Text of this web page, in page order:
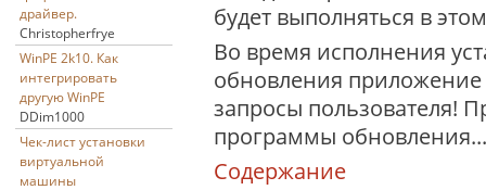
драйвер.
Christopherfrye
WinPE 2k10. Как
интегрировать
другую WinPE
DDim1000
Чек-лист установки
виртуальной
машины
будет выполняться в
Во время исполнения
обновления приложение
запросы пользователя!
программы
Содержание